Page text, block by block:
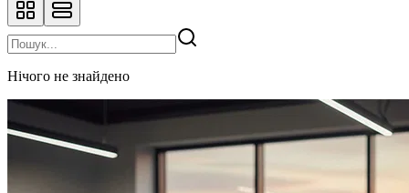
Нічого не знайдено